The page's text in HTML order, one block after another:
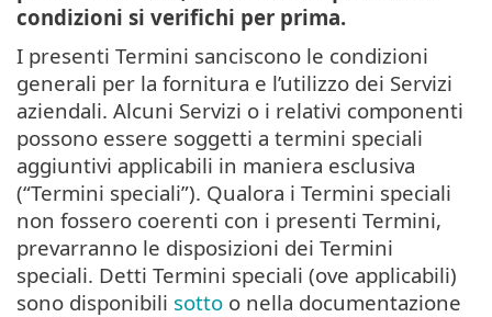
condizioni si verifichi per prima.
I presenti Termini sanciscono le condizioni
generali per la fornitura e l’utilizzo dei Servizi
aziendali. Alcuni Servizi o i relativi componenti
possono essere soggetti a termini speciali
aggiuntivi applicabili in maniera esclusiva
(“Termini speciali”). Qualora i Termini speciali
non fossero coerenti con i presenti Termini,
prevarranno le disposizioni dei Termini
speciali. Detti Termini speciali (ove applicabili)
sono disponibili sotto o nella documentazione